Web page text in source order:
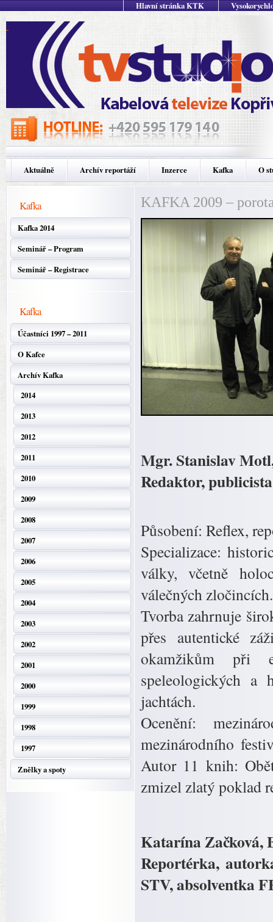
Hlavní stránka KTK
Aktuálně Archív reportáží Inzerce Kafka O
Kafka
Kafka 2014
Seminář – Program
Seminář – Registrace
Kafka
Účastníci 1997 – 2011
O Kafce
Archív Kafka
2014
2013
2012
2011
2010
2009
2008
2007
2006
2005
2004
2003
2002
2001
2000
1999
1998
1997
Znělky a spoty
KAFKA 2009 –
Mgr. Stanislav
Redaktor,
Působení: Reflex,
Specializace:
války, včetně
válečných zločincích.
Tvorba zahrnuje
přes autentické
okamžikům při
speleologických a
jachtách.
Ocenění:
mezinárodního
Autor 11 knih:
zmizel zlatý poklad
Katarína Začková,
Reportérka,
STV, absolventka